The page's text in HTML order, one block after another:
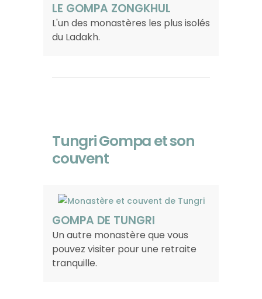
LE GOMPA ZONGKHUL
L'un des monastères les plus isolés
du Ladakh.
Tungri Gompa et son
couvent
GOMPA DE TUNGRI
Un autre monastère que vous
pouvez visiter pour une retraite
tranquille.